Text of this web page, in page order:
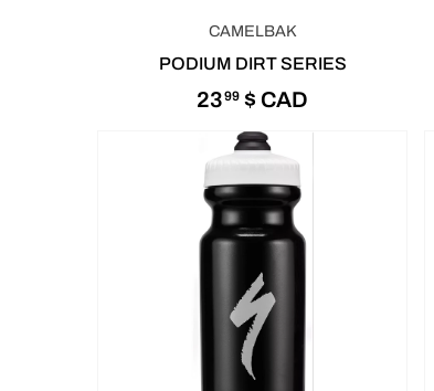
CAMELBAK
PODIUM DIRT SERIES
2399 $ CAD